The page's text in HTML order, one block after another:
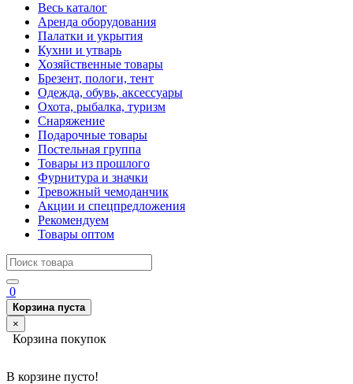
Весь каталог
Аренда оборудования
Палатки и укрытия
Кухни и утварь
Хозяйственные товары
Брезент, пологи, тент
Одежда, обувь, аксессуары
Охота, рыбалка, туризм
Снаряжение
Подарочные товары
Постельная группа
Товары из прошлого
Фурнитура и значки
Тревожный чемоданчик
Акции и спецпредложения
Рекомендуем
Товары оптом
0
Корзина пуста
×
Корзина покупок
В корзине пусто!